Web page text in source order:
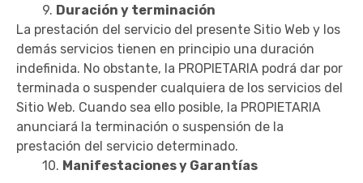
9. Duración y terminación
La prestación del servicio del presente Sitio Web y los
demás servicios tienen en principio una duración
indefinida. No obstante, la PROPIETARIA podrá dar por
terminada o suspender cualquiera de los servicios del
Sitio Web. Cuando sea ello posible, la PROPIETARIA
anunciará la terminación o suspensión de la
prestación del servicio determinado.
10. Manifestaciones y Garantías